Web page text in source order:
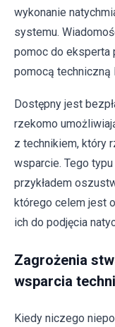
wykonanie
systemu.
pomoc do eksperta
pomocą techniczną
Dostępny jest
rzekomo
z technikiem, który
wsparcie. Tego
przykładem
którego celem jest
ich do podjęcia
Zagrożenia
wsparcia
Kiedy niczego